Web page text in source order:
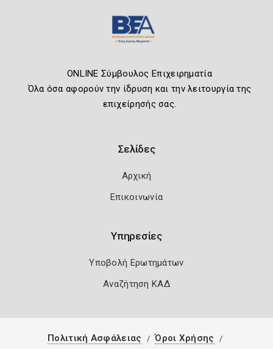
ONLINE Σύμβουλος Επιχειρηματία
Όλα όσα αφορούν την ίδρυση και την λειτουργία της
επιχείρησής σας.
Σελίδες
Αρχική
Επικοινωνία
Υπηρεσίες
Υποβολή Ερωτημάτων
Αναζήτηση ΚΑΔ
Πολιτική Ασφάλειας Όροι Χρήσης